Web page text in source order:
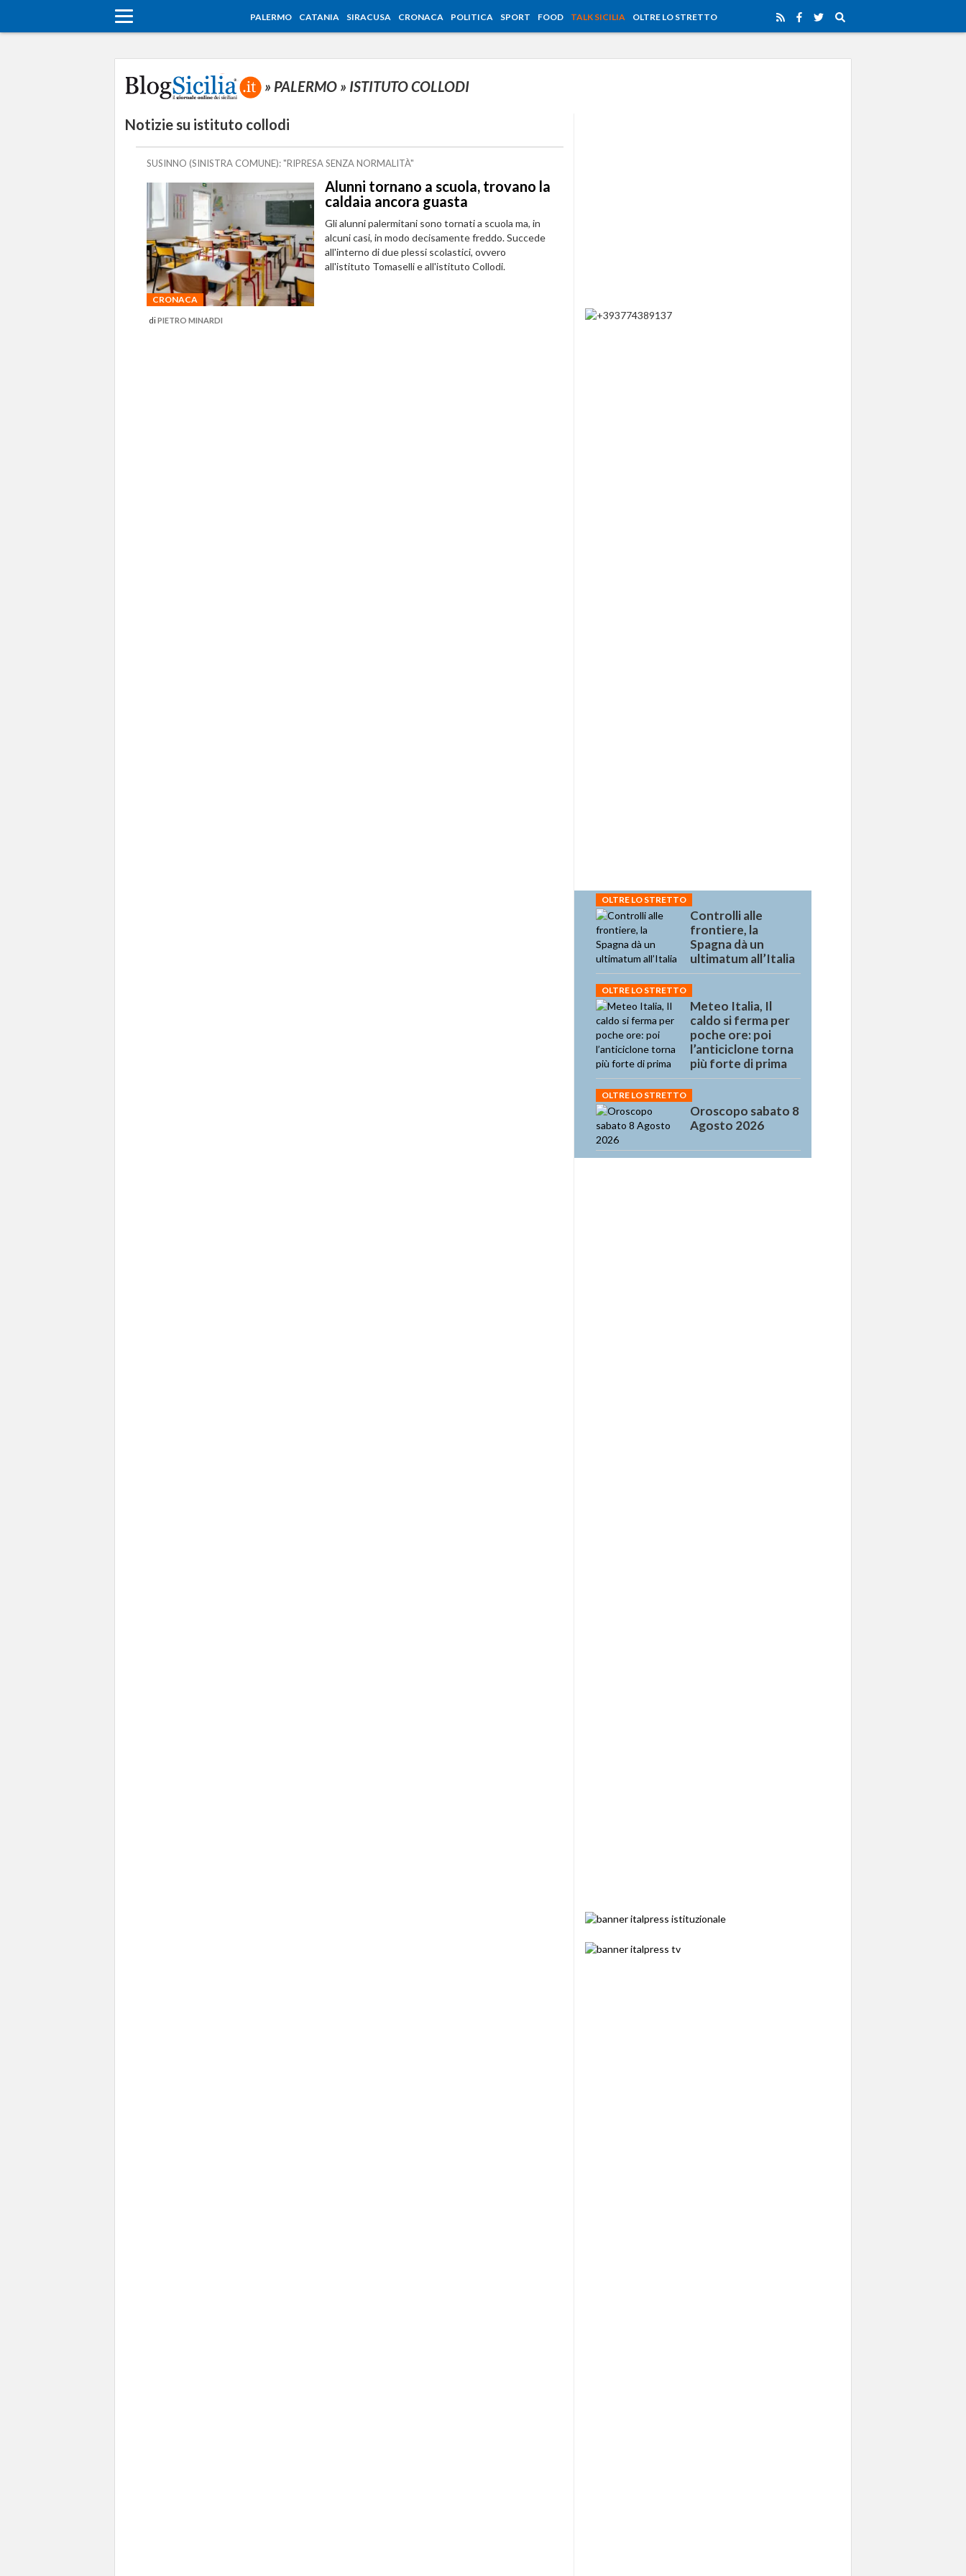
PALERMO CATANIA SIRACUSA CRONACA POLITICA SPORT FOOD TALK SICILIA OLTRE LO STRETTO
» PALERMO » ISTITUTO COLLODI
Notizie su istituto collodi
SUSINNO (SINISTRA COMUNE): "RIPRESA SENZA NORMALITÀ"
CRONACA
Alunni tornano a scuola, trovano la
caldaia ancora guasta
Gli alunni palermitani sono tornati a scuola ma, in
alcuni casi, in modo decisamente freddo. Succede
all'interno di due plessi scolastici, ovvero
all'istituto Tomaselli e all'istituto Collodi.
diPIETRO MINARDI
OLTRE LO STRETTO
Controlli alle
frontiere, la
Spagna dà un
ultimatum all’Italia
OLTRE LO STRETTO
Meteo Italia, Il
caldo si ferma per
poche ore: poi
l’anticiclone torna
più forte di prima
OLTRE LO STRETTO
Oroscopo sabato 8
Agosto 2026